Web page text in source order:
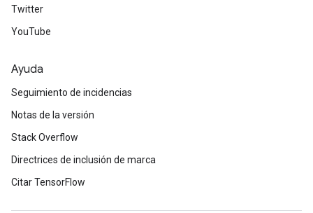
Twitter
YouTube
Ayuda
Seguimiento de incidencias
Notas de la versión
Stack Overflow
Directrices de inclusión de marca
Citar TensorFlow